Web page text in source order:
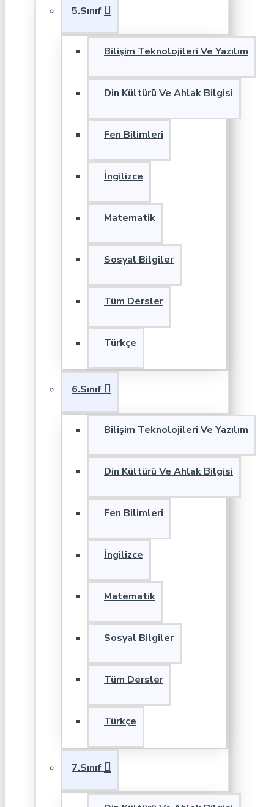
5.Sınıf
Bilişim Teknolojileri Ve Yazılım
Din Kültürü Ve Ahlak Bilgisi
Fen Bilimleri
İngilizce
Matematik
Sosyal Bilgiler
Tüm Dersler
Türkçe
6.Sınıf
Bilişim Teknolojileri Ve Yazılım
Din Kültürü Ve Ahlak Bilgisi
Fen Bilimleri
İngilizce
Matematik
Sosyal Bilgiler
Tüm Dersler
Türkçe
7.Sınıf